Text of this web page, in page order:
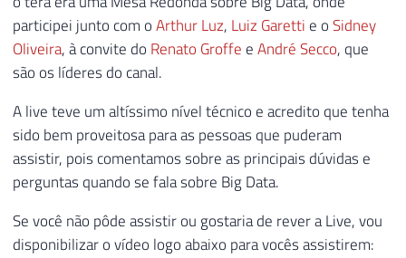
participei junto com oArthur Luz, Luiz Garetti e oSidney
Oliveira, à convite do Renato Groffe eAndré Secco, que
são os líderes do canal.
A live teve um altíssimo nível técnico e acredito que tenha
sido bem proveitosa para as pessoas que puderam
assistir, pois comentamos sobre as principais dúvidas e
perguntas quando se fala sobre Big Data.
Se você não pôde assistir ou gostaria de rever a Live, vou
disponibilizar o vídeo logo abaixo para vocês assistirem: